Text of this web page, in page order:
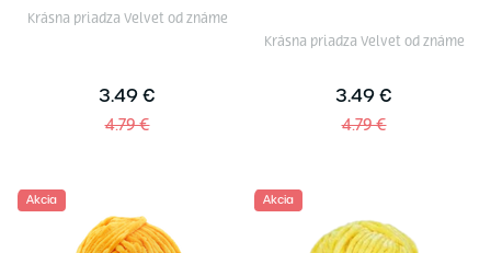
Krásna priadza Velvet od známe
3.49 €
4.79 €
Krásna priadza Velvet od známe
3.49 €
4.79 €
Akcia Akcia